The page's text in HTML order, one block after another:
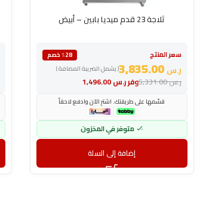
ثلاجة 23 قدم ميديا بابين – أبيض
سعر المنتج
٪28 خصم
( يشمل الضريبة المضافة )
ر.س
وفرر.س ر.س5,331.00
قسّمها على طريقتك. اشترِ الآن وادفع لاحقاً
متوفر في المخزون
إضافة إلى السلة